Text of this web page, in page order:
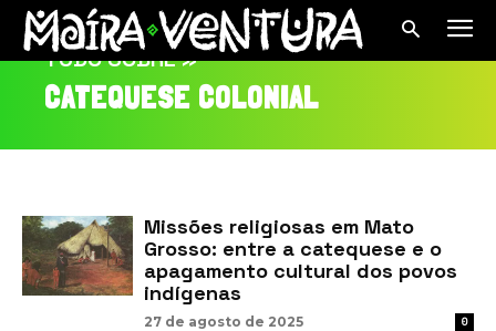
TUDO SOBRE »
CATEQUESE COLONIAL
Missões religiosas em Mato
Grosso: entre a catequese e o
apagamento cultural dos povos
indígenas
27 de agosto de 2025 0